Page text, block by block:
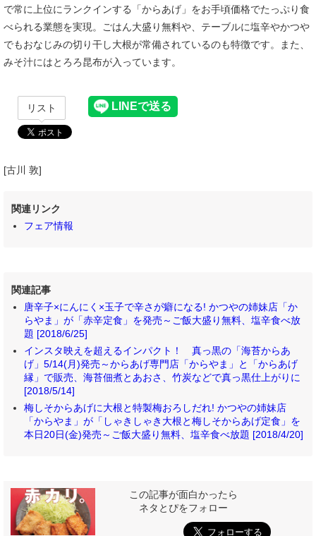
で常に上位にランクインする「からあげ」をお手頃価格でたっぷり食
べられる業態を実現。ごはん大盛り無料や、テーブルに塩辛やかつや
でもおなじみの切り干し大根が常備されているのも特徴です。また、
みそ汁にはとろろ昆布が入っています。
リスト
[古川 敦]
関連リンク
フェア情報
関連記事
唐辛子×にんにく×玉子で辛さが癖になる! かつやの姉妹店「か
らやま」が「赤辛定食」を発売～ご飯大盛り無料、塩辛食べ放
題 [2018/6/25]
インスタ映えを超えるインパクト！ 真っ黒の「海苔からあ
げ」5/14(月)発売～からあげ専門店「からやま」と「からあげ
縁」で販売、海苔佃煮とあおさ、竹炭などで真っ黒仕上がりに
[2018/5/14]
梅しそからあげに大根と特製梅おろしだれ! かつやの姉妹店
「からやま」が「しゃきしゃき大根と梅しそからあげ定食」を
本日20日(金)発売～ご飯大盛り無料、塩辛食べ放題 [2018/4/20]
この記事が面白かったら
ネタとぴをフォロー